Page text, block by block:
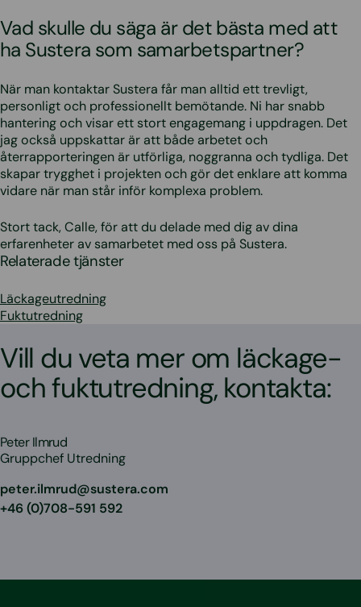
Vad skulle du säga är det bästa med att
ha Sustera som samarbetspartner?
När man kontaktar Sustera får man alltid ett trevligt,
personligt och professionellt bemötande. Ni har snabb
hantering och visar ett stort engagemang i uppdragen. Det
jag också uppskattar är att både arbetet och
återrapporteringen är utförliga, noggranna och tydliga. Det
skapar trygghet i projekten och gör det enklare att komma
vidare när man står inför komplexa problem.
Stort tack, Calle, för att du delade med dig av dina
erfarenheter av samarbetet med oss på Sustera.
Relaterade tjänster
Läckageutredning
Fuktutredning
Vill du veta mer om läckage-
och fuktutredning, kontakta:
Peter Ilmrud
Gruppchef Utredning
peter.ilmrud@sustera.com
+46 (0)708-591 592